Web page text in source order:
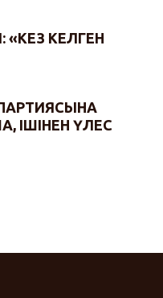
КЕЛГЕН
ІШІНЕН ҮЛЕС